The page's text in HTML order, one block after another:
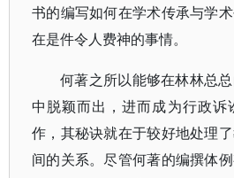
书的编写如何在学术传承与学
在是件令人费神的事情。
何著之所以能够在林林总
中脱颖而出，进而成为行政诉
作，其秘诀就在于较好地处理
间的关系。尽管何著的编撰体